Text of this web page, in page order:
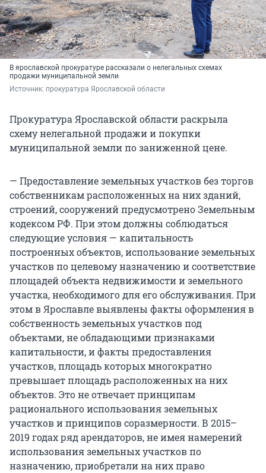
В ярославской прокуратуре рассказали о нелегальных схемах
продажи муниципальной земли
Источник: прокуратура Ярославской области
Прокуратура Ярославской области раскрыла
схему нелегальной продажи и покупки
муниципальной земли по заниженной цене.
— Предоставление земельных участков без торгов
собственникам расположенных на них зданий,
строений, сооружений предусмотрено Земельным
кодексом РФ. При этом должны соблюдаться
следующие условия — капитальность
построенных объектов, использование земельных
участков по целевому назначению и соответствие
площадей объекта недвижимости и земельного
участка, необходимого для его обслуживания. При
этом в Ярославле выявлены факты оформления в
собственность земельных участков под
объектами, не обладающими признаками
капитальности, и факты предоставления
участков, площадь которых многократно
превышает площадь расположенных на них
объектов. Это не отвечает принципам
рационального использования земельных
участков и принципов соразмерности. В 2015–
2019 годах ряд арендаторов, не имея намерений
использования земельных участков по
назначению, приобретали на них право